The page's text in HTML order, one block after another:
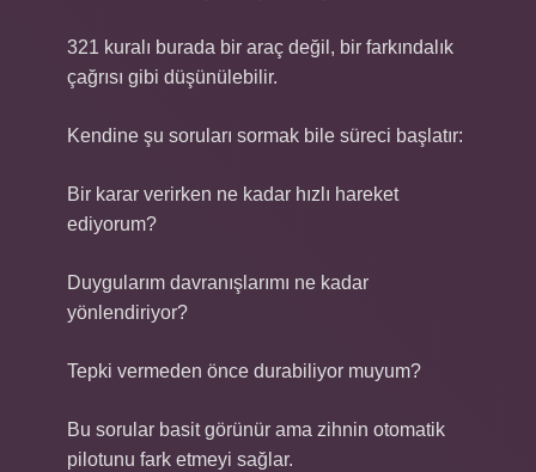
321 kuralı burada bir araç değil, bir farkındalık
çağrısı gibi düşünülebilir.
Kendine şu soruları sormak bile süreci başlatır:
Bir karar verirken ne kadar hızlı hareket
ediyorum?
Duygularım davranışlarımı ne kadar
yönlendiriyor?
Tepki vermeden önce durabiliyor muyum?
Bu sorular basit görünür ama zihnin otomatik
pilotunu fark etmeyi sağlar.